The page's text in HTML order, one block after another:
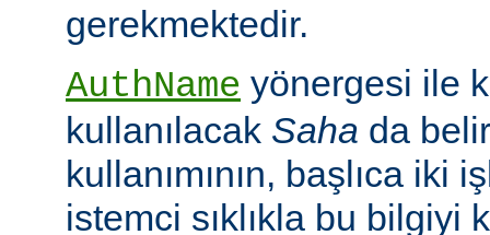
gerekmektedir.
AuthName yönergesi ile
kullanılacak Saha da
kullanımının, başlıca iki
istemci sıklıkla bu bilgiyi